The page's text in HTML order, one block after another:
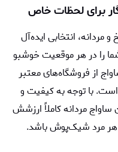
برای لحظات خاص
مردانه، انتخابی ایده‌آل
را در هر موقعیت خوشبو
از فروشگاه‌های معتبر
با توجه به کیفیت و
مردانه کاملاً ارزشش
هر مرد شیک‌پوش باشد.